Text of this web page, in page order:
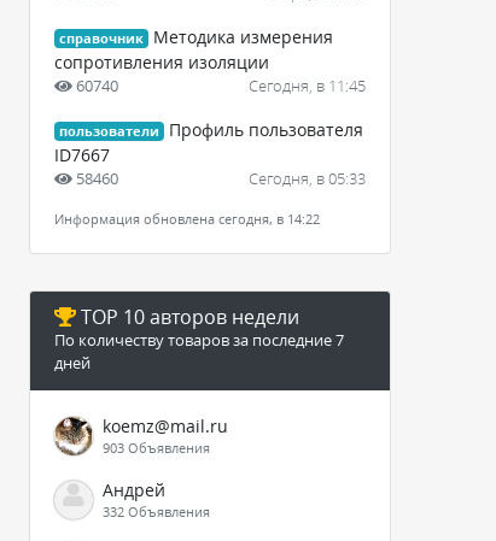
справочник
Методика измерения
сопротивления изоляции
60740 Сегодня, в 11:45
пользователи
Профиль пользователя
ID7667
58460 Сегодня, в 05:33
Информация обновлена сегодня, в 14:22
TOP 10 авторов недели
По количеству товаров за последние 7
дней
koemz@mail.ru
903 Объявления
Андрей
332 Объявления